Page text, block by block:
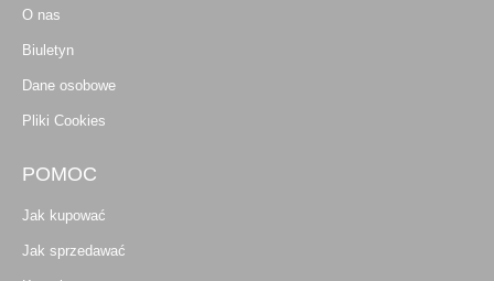
O nas
Biuletyn
Dane osobowe
Pliki Cookies
POMOC
Jak kupować
Jak sprzedawać